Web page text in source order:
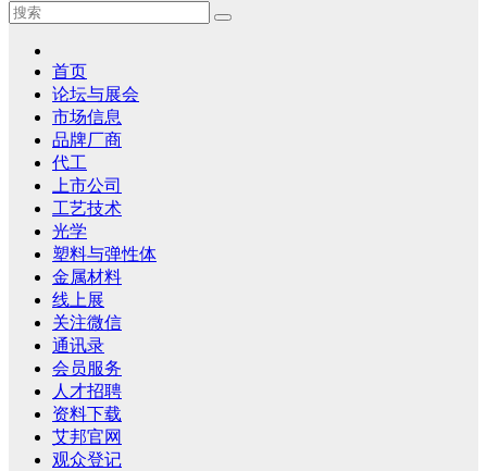
首页
论坛与展会
市场信息
品牌厂商
代工
上市公司
工艺技术
光学
塑料与弹性体
金属材料
线上展
关注微信
通讯录
会员服务
人才招聘
资料下载
艾邦官网
观众登记